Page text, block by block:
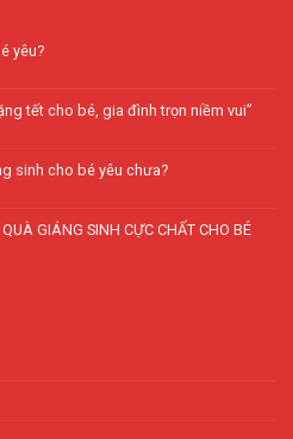
yêu?
tết cho bé, gia đình trọn niềm vui”
sinh cho bé yêu chưa?
GIÁNG SINH CỰC CHẤT CHO BÉ